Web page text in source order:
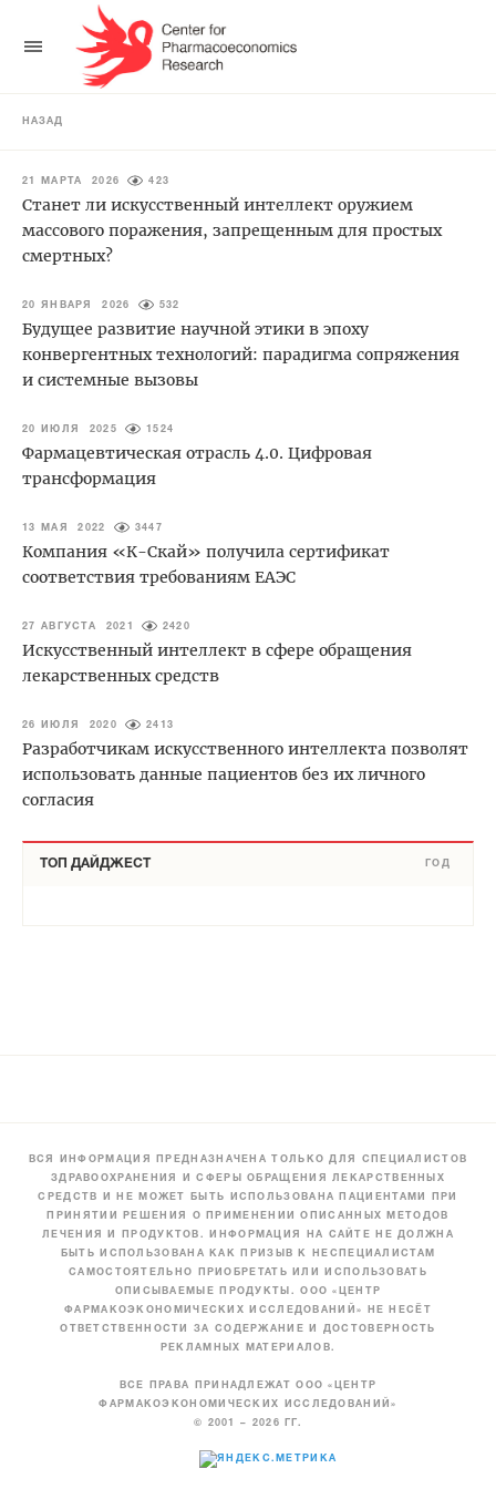
НАЗАД
21 МАРТА 2026 423
Станет ли искусственный интеллект оружием
массового поражения, запрещенным для простых
смертных?
20 ЯНВАРЯ 2026 532
Будущее развитие научной этики в эпоху
конвергентных технологий: парадигма сопряжения
и системные вызовы
20 ИЮЛЯ 2025 1524
Фармацевтическая отрасль 4.0. Цифровая
трансформация
13 МАЯ 2022 3447
Компания «К-Скай» получила сертификат
соответствия требованиям ЕАЭС
27 АВГУСТА 2021 2420
Искусственный интеллект в сфере обращения
лекарственных средств
26 ИЮЛЯ 2020 2413
Разработчикам искусственного интеллекта позволят
использовать данные пациентов без их личного
согласия
ТОП ДАЙДЖЕСТ ГОД
ВСЯ ИНФОРМАЦИЯ ПРЕДНАЗНАЧЕНА ТОЛЬКО ДЛЯ СПЕЦИАЛИСТОВ
ЗДРАВООХРАНЕНИЯ И СФЕРЫ ОБРАЩЕНИЯ ЛЕКАРСТВЕННЫХ
СРЕДСТВ И НЕ МОЖЕТ БЫТЬ ИСПОЛЬЗОВАНА ПАЦИЕНТАМИ ПРИ
ПРИНЯТИИ РЕШЕНИЯ О ПРИМЕНЕНИИ ОПИСАННЫХ МЕТОДОВ
ЛЕЧЕНИЯ И ПРОДУКТОВ. ИНФОРМАЦИЯ НА САЙТЕ НЕ ДОЛЖНА
БЫТЬ ИСПОЛЬЗОВАНА КАК ПРИЗЫВ К НЕСПЕЦИАЛИСТАМ
САМОСТОЯТЕЛЬНО ПРИОБРЕТАТЬ ИЛИ ИСПОЛЬЗОВАТЬ
ОПИСЫВАЕМЫЕ ПРОДУКТЫ. ООО «ЦЕНТР
ФАРМАКОЭКОНОМИЧЕСКИХ ИССЛЕДОВАНИЙ» НЕ НЕСЁТ
ОТВЕТСТВЕННОСТИ ЗА СОДЕРЖАНИЕ И ДОСТОВЕРНОСТЬ
РЕКЛАМНЫХ МАТЕРИАЛОВ.
ВСЕ ПРАВА ПРИНАДЛЕЖАТ ООО «ЦЕНТР
ФАРМАКОЭКОНОМИЧЕСКИХ ИССЛЕДОВАНИЙ»
© 2001 – 2026 ГГ.